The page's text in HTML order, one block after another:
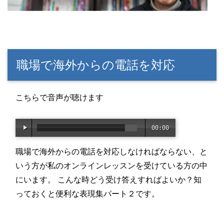
職場で海外からの電話を対応
こちらで音声が聴けます
00:00
4
職場で海外からの電話を対応しなければならない、と
いう方が私のオンラインレッスンを受けている方の中
にいます。 こんな時どう受け答えすればよいか？知
っておくと便利な表現集パート２です。